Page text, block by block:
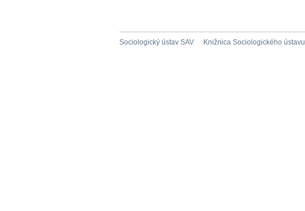
Sociologický ústav SAV Knižnica Sociologického ústavu